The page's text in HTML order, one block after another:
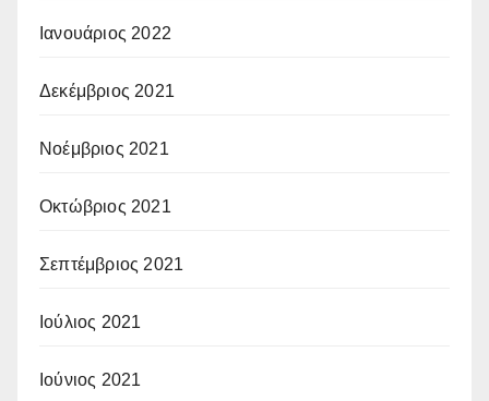
Ιανουάριος 2022
Δεκέμβριος 2021
Νοέμβριος 2021
Οκτώβριος 2021
Σεπτέμβριος 2021
Ιούλιος 2021
Ιούνιος 2021